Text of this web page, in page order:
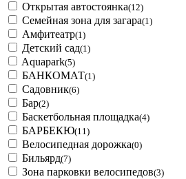
Открытая автостоянка(12)
Семейная зона для загара(1)
Амфитеатр(1)
Детский сад(1)
Aquapark(5)
БАНКОМАТ(1)
Садовник(6)
Бар(2)
Баскетбольная площадка(4)
БАРБЕКЮ(11)
Велосипедная дорожка(0)
Бильярд(7)
Зона парковки велосипедов(3)